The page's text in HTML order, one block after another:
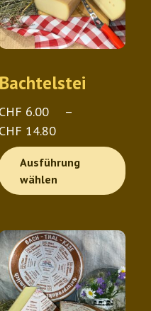
Bachtelstei
CHF 6.00
–
CHF 14.80
CHF 6.00
bis
CHF 14.80
Ausführung
wählen
auf.
Die